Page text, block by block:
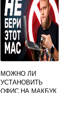
МОЖНО ЛИ
УСТАНОВИТЬ
ОФИС НА МАКБУК